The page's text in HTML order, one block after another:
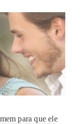
para que ele